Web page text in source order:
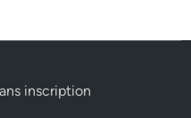
inscription